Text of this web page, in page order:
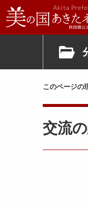
このページの
交流
成